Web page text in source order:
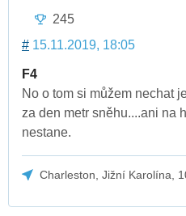
245
# 15.11.2019, 18:05
F4
No o tom si můžem nechat
za den metr sněhu....ani na
nestane.
Charleston, Jižní Karolína,